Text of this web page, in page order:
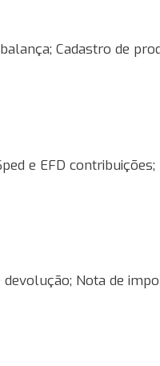
Cadastro de
e EFD
Nota de